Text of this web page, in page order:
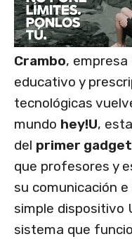
Crambo,
educativo y
tecnológicas
mundo hey!U,
del primer
que profesores y
su comunicación
simple dispositivo
sistema que